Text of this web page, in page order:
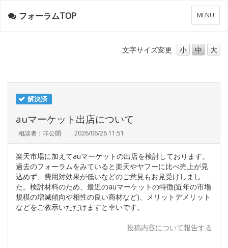
メ
ニ
ー
MENU
フォーラムTOP
文字サイズ変更 小 中 大
解決済
auマーケット出店について
相談者：非公開 2026/06/26 11:51
楽天市場に加えてauマーケットの出店を検討しております。
過去のフォーラムをみていると楽天やヤフーに比べ売上が見
込めず、費用対効果が低いなどのご意見もお見受けしまし
た。検討材料のため、最近のauマーケットの特徴(近年の市場
規模の増減傾向や相性の良い商材など)、メリットデメリット
などをご教示いただけますと幸いです。
投稿内容について報告する